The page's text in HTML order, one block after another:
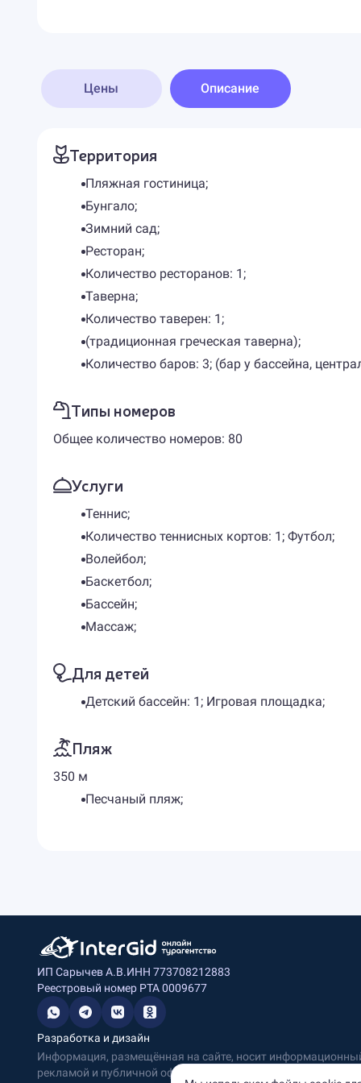
Цены Описание
Территория
Пляжная гостиница;
Бунгало;
Зимний сад;
Ресторан;
Количество ресторанов: 1;
Таверна;
Количество таверен: 1;
(традиционная греческая таверна);
Количество баров: 3; (бар у бассейна,
Типы номеров
Общее количество номеров: 80
Услуги
Теннис;
Количество теннисных кортов: 1; Футбол;
Волейбол;
Баскетбол;
Бассейн;
Массаж;
Для детей
Детский бассейн: 1; Игровая площадка;
Пляж
350 м
Песчаный пляж;
ИП Сарычев А.В.ИНН 773708212883
Реестровый номер РТА 0009677
Разработка и дизайн
Информация, размещённая на сайте, носит
рекламой и публичной офертой.